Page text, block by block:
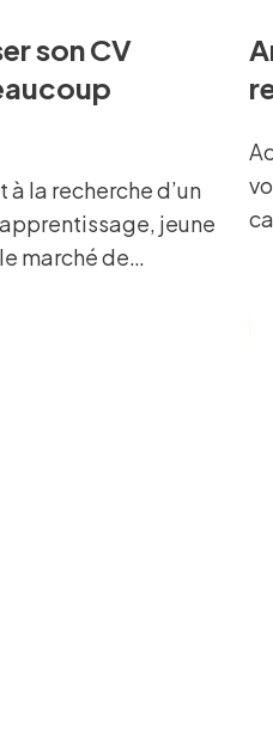
son CV
la recherche d’un
jeune
marché de
d’emploi… Vous